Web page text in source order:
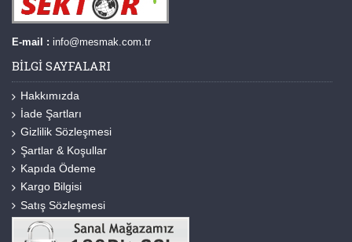
E-mail : info@mesmak.com.tr
BILGI SAYFALARI
Hakkımızda
İade Şartları
Gizlilik Sözleşmesi
Şartlar & Koşullar
Kapıda Ödeme
Kargo Bilgisi
Satış Sözleşmesi